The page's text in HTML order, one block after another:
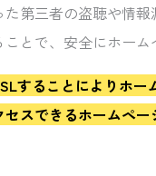
た第三者の盗聴や情
とで、安全にホー
することによりホー
スできるホームペー